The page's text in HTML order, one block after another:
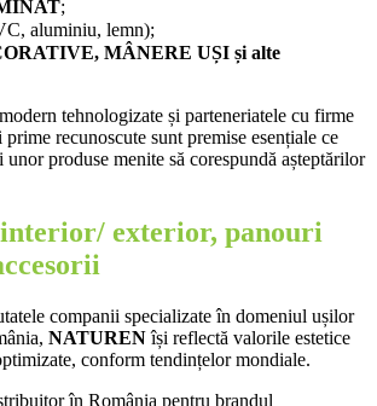
;
aluminiu, lemn);
MÂNERE UȘI și alte
tehnologizate și parteneriatele cu firme
recunoscute sunt premise esențiale ce
unor produse menite să corespundă așteptărilor
exterior, panouri
companii specializate în domeniul ușilor
NATURENîși reflectă valorile estetice
conform tendințelor mondiale.
în România pentru brandul